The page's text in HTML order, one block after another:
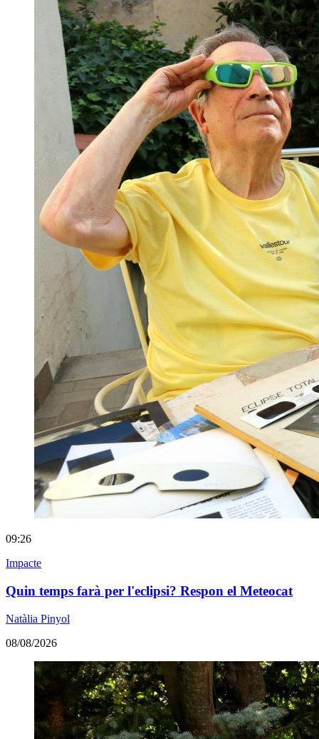
09:26
Impacte
Quin temps farà per l'eclipsi? Respon el Meteocat
Natàlia Pinyol
08/08/2026